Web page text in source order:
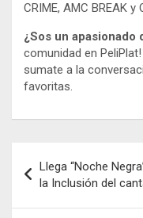
CRIME, AMC BREAK y
¿Sos un apasionado
comunidad en PeliPlat!
sumate a la
favoritas.
de
entradas
Llega “Noche
la Inclusión del